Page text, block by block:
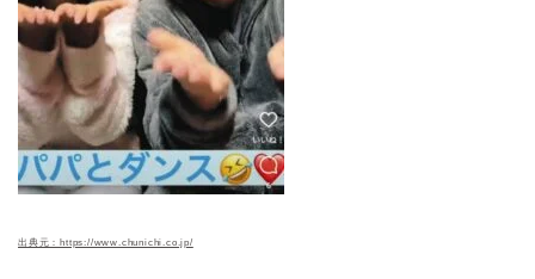
出典元：https://www.chunichi.co.jp/